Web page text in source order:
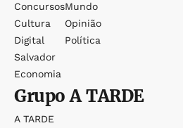
Concursos
Cultura
Digital
Salvador
Economia
Mundo
Opinião
Política
GrupoA TARDE
A TARDE